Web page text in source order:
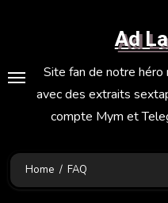
Ad
Site fan de notre
avec des extraits
compte Mym et
Home FAQ